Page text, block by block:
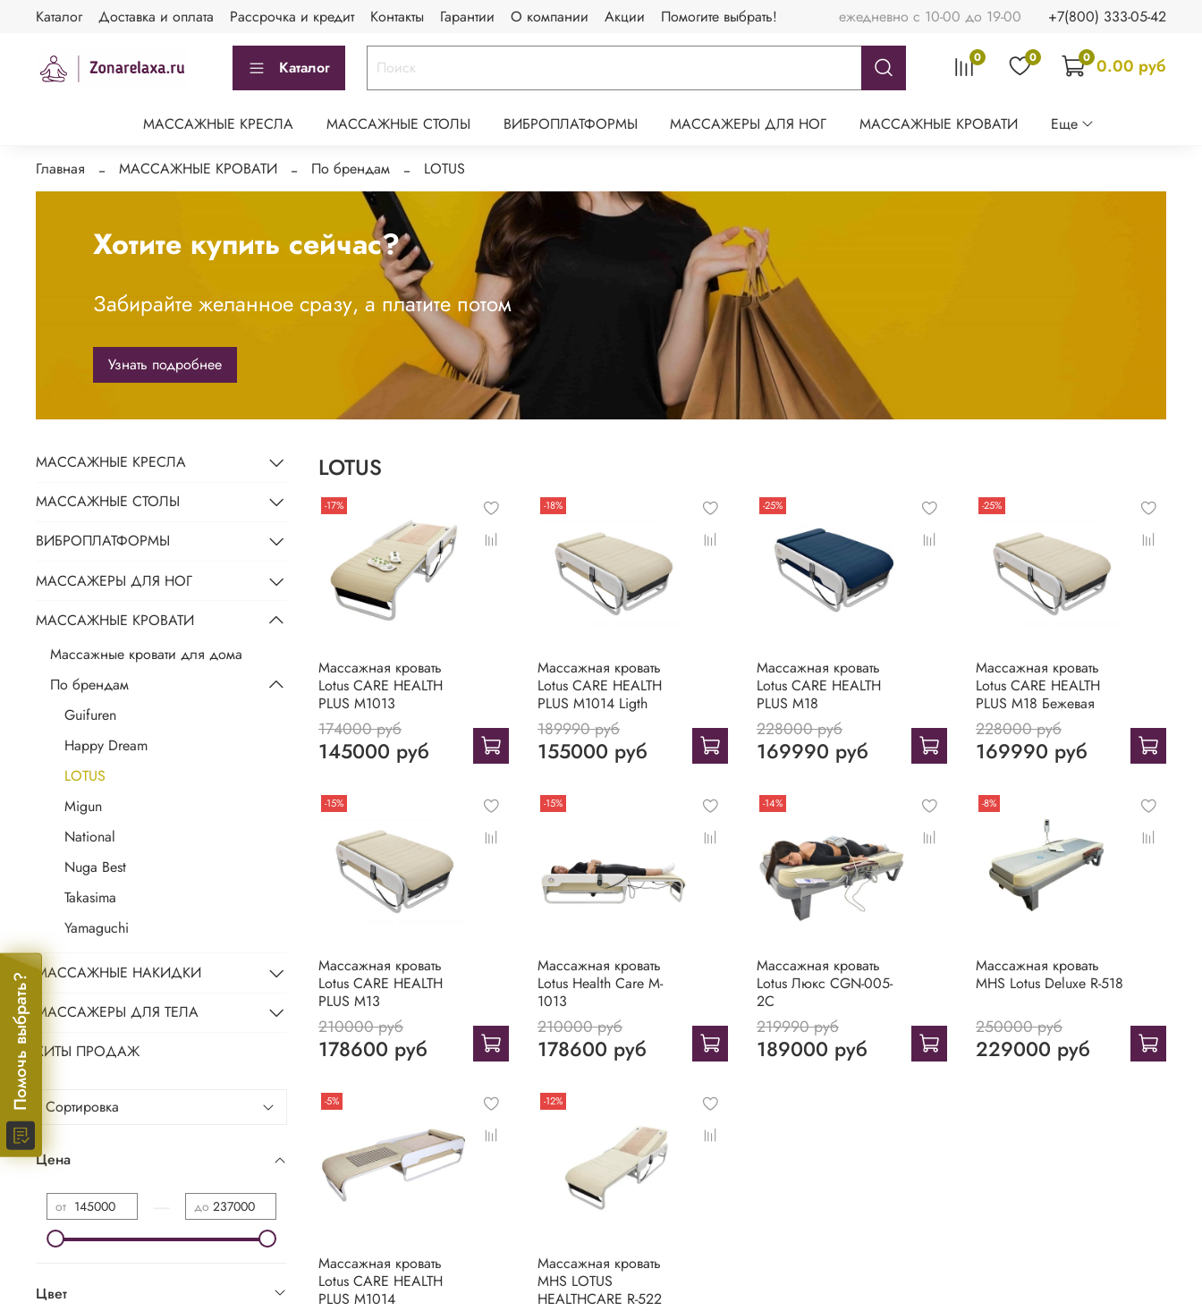
Помочь выбрать?
Каталог Доставка и оплата Рассрочка и кредит Контакты Гарантии О компании Акции Помогите выбрать! ежедневно с 10-00 до 19-00 +7(800) 333-05-42
Каталог 0 0 0 0.00 руб
МАССАЖНЫЕ КРЕСЛА МАССАЖНЫЕ СТОЛЫ ВИБРОПЛАТФОРМЫ МАССАЖЕРЫ ДЛЯ НОГ МАССАЖНЫЕ КРОВАТИ Еще
Главная МАССАЖНЫЕ КРОВАТИ По брендам LOTUS
Хотите купить сейчас?
Забирайте желанное сразу, а платите потом
Узнать подробнее
LOTUS
-17%
Массажная кровать
Lotus CARE HEALTH
PLUS М1013
174000 руб
145000 руб
-18%
Массажная кровать
Lotus CARE HEALTH
PLUS M1014 Ligth
189990 руб
155000 руб
-25%
Массажная кровать
Lotus CARE HEALTH
PLUS M18
228000 руб
169990 руб
-25%
Массажная кровать
Lotus CARE HEALTH
PLUS M18 Бежевая
228000 руб
169990 руб
-15%
Массажная кровать
Lotus CARE HEALTH
PLUS М13
210000 руб
178600 руб
-15%
Массажная кровать
Lotus Health Care M-
1013
210000 руб
178600 руб
-14%
Массажная кровать
Lotus Люкс CGN-005-
2C
219990 руб
189000 руб
-8%
Массажная кровать
MHS Lotus Deluxe R-518
250000 руб
229000 руб
-5%
Массажная кровать
Lotus CARE HEALTH
PLUS М1014
-12%
Массажная кровать
MHS LOTUS
HEALTHCARE R-522
МАССАЖНЫЕ КРЕСЛА
МАССАЖНЫЕ СТОЛЫ
ВИБРОПЛАТФОРМЫ
МАССАЖЕРЫ ДЛЯ НОГ
МАССАЖНЫЕ КРОВАТИ
Массажные кровати для дома
По брендам
Guifuren
Happy Dream
LOTUS
Migun
National
Nuga Best
Takasima
Yamaguchi
МАССАЖНЫЕ НАКИДКИ
МАССАЖЕРЫ ДЛЯ ТЕЛА
ХИТЫ ПРОДАЖ
Цена
от до
Цвет